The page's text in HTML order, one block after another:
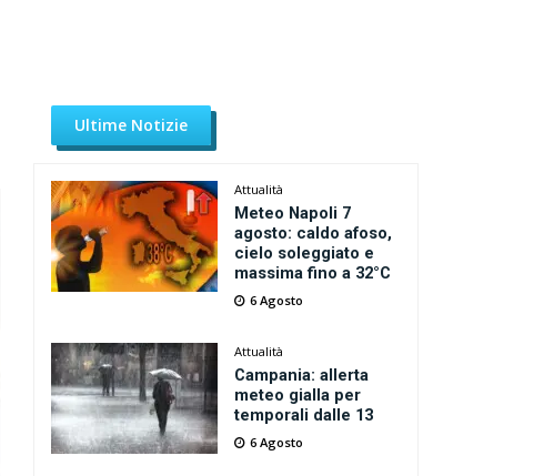
Ultime Notizie
Attualità
Meteo Napoli 7
agosto: caldo afoso,
cielo soleggiato e
massima fino a 32°C
6 Agosto
Attualità
Campania: allerta
meteo gialla per
temporali dalle 13
6 Agosto